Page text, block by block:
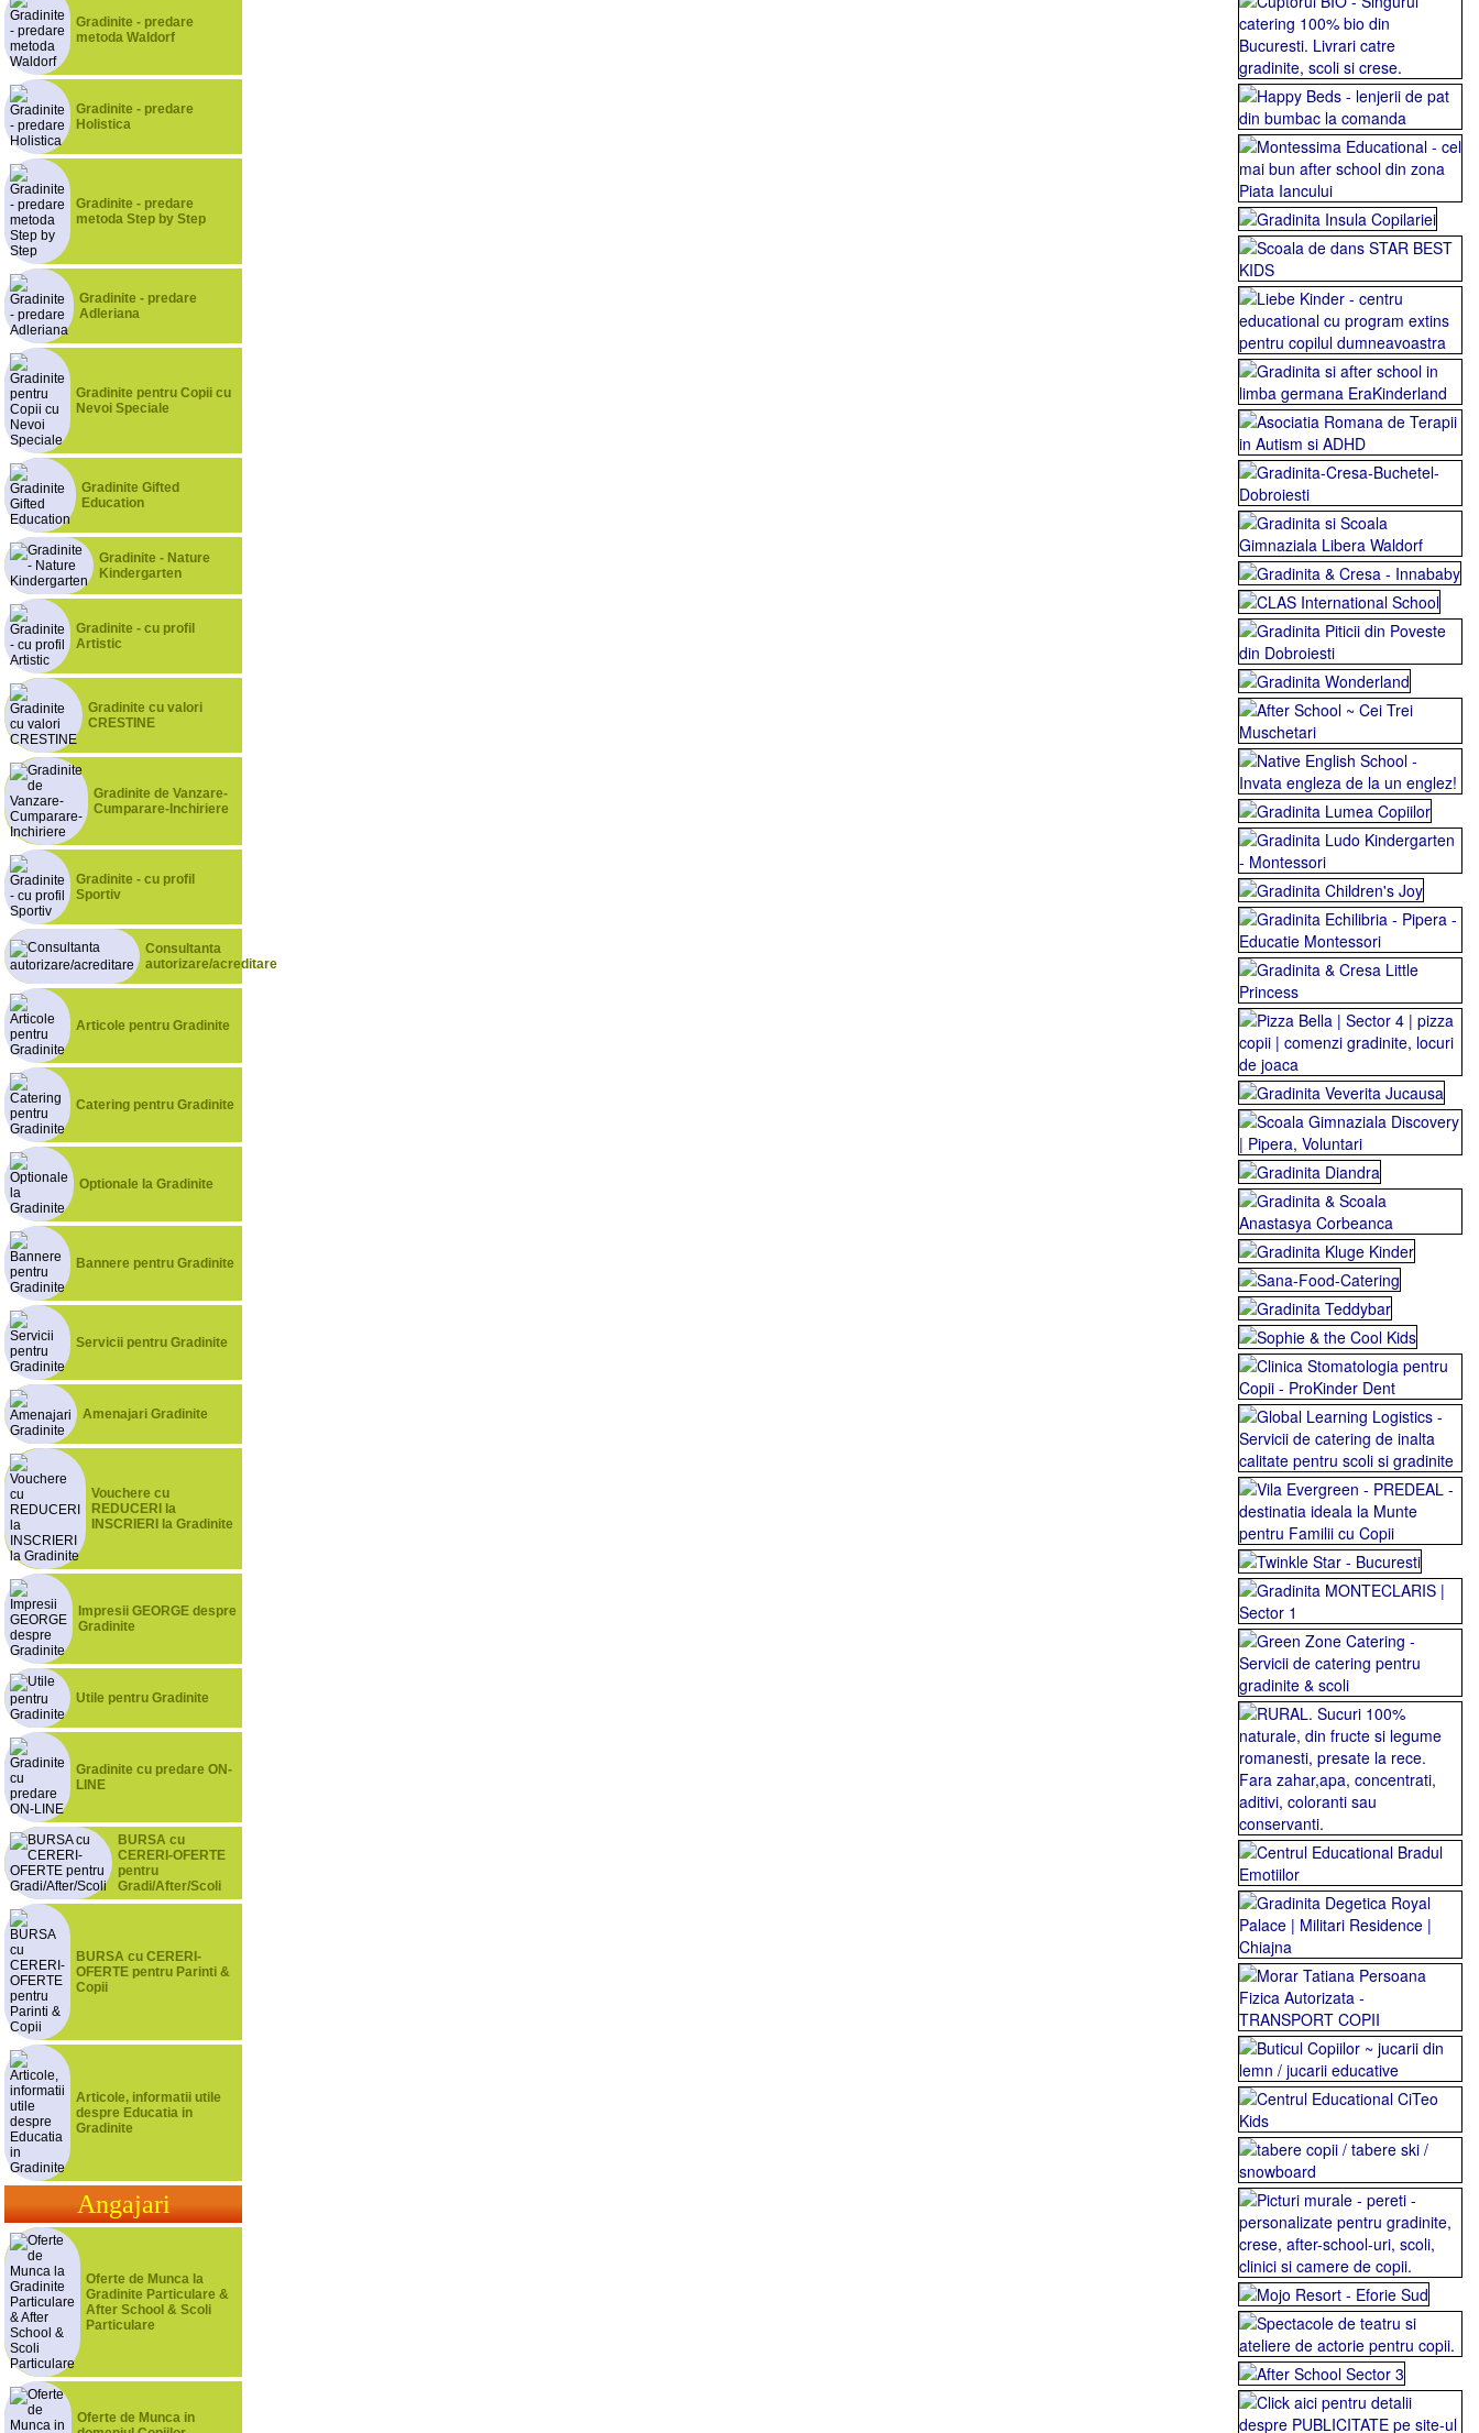
Gradinite - predare
metoda Waldorf
Gradinite - predare
Holistica
Gradinite - predare
metoda Step by Step
Gradinite - predare
Adleriana
Gradinite pentru Copii cu
Nevoi Speciale
Gradinite Gifted
Education
Gradinite - Nature
Kindergarten
Gradinite - cu profil
Artistic
Gradinite cu valori
CRESTINE
Gradinite de Vanzare-
Cumparare-Inchiriere
Gradinite - cu profil
Sportiv
Consultanta
autorizare/acreditare
Articole pentru Gradinite
Catering pentru Gradinite
Optionale la Gradinite
Bannere pentru Gradinite
Servicii pentru Gradinite
Amenajari Gradinite
Vouchere cu
REDUCERI la
INSCRIERI la Gradinite
Impresii GEORGE despre
Gradinite
Utile pentru Gradinite
Gradinite cu predare ON-
LINE
BURSA cu
CERERI-OFERTE
pentru
Gradi/After/Scoli
BURSA cu CERERI-
OFERTE pentru Parinti &
Copii
Articole, informatii utile
despre Educatia in
Gradinite
Angajari
Oferte de Munca la
Gradinite Particulare &
After School & Scoli
Particulare
Oferte de Munca in